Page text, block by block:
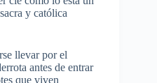
y católica
llevar por el
antes de entrar
que viven